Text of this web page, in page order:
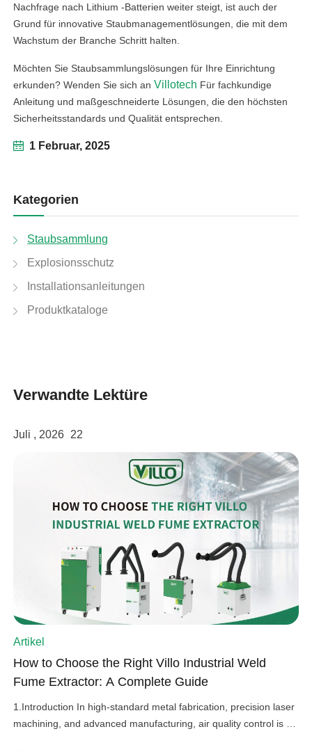
1 Februar, 2025
Kategorien
Staubsammlung
Explosionsschutz
Installationsanleitungen
Produktkataloge
Nachfrage nach Lithium -Batterien weiter steigt, ist auch der
Grund für innovative Staubmanagementlösungen, die mit dem
Wachstum der Branche Schritt halten.
Möchten Sie Staubsammlungslösungen für Ihre Einrichtung
erkunden? Wenden Sie sich anVillotech Für fachkundige
Anleitung und maßgeschneiderte Lösungen, die den höchsten
Sicherheitsstandards und Qualität entsprechen.
Verwandte Lektüre
Juli , 2026 22
Artikel
How to Choose the Right Villo Industrial Weld
Fume Extractor: A Complete Guide
1.Introduction In high-standard metal fabrication, precision laser
machining, and advanced manufacturing, air quality control is an